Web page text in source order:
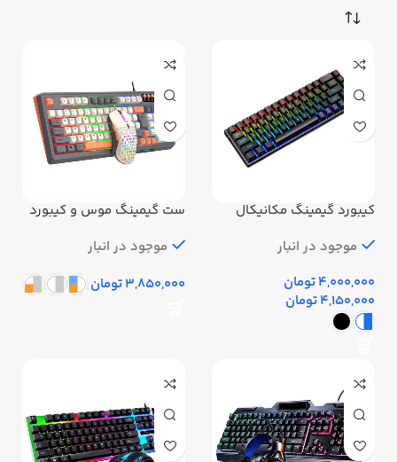
کیبورد گیمینگ مکانیکال
موجود در انبار
تومان
تومان
ست گیمینگ موس و کیبورد
موجود در انبار
تومان